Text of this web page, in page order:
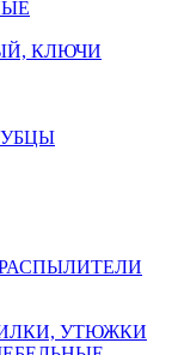
КЛЮЧИ
УТЮЖКИ